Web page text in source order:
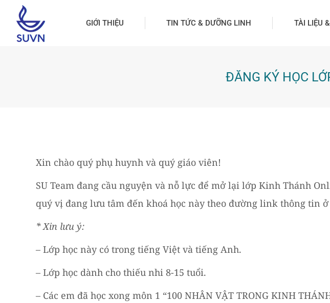
GIỚI THIỆU TIN TỨC & DƯỠNG LINH TÀI LIỆU
ĐĂNG KÝ HỌC
Xin chào quý phụ huynh và quý giáo viên!
SU Team đang cầu nguyện và nỗ lực để mở lại lớp Kinh Thánh
quý vị đang lưu tâm đến khoá học này theo đường link thông tin ở
* Xin lưu ý:
– Lớp học này có trong tiếng Việt và tiếng Anh.
– Lớp học dành cho thiếu nhi 8-15 tuổi.
– Các em đã học xong môn 1 “100 NHÂN VẬT TRONG KINH